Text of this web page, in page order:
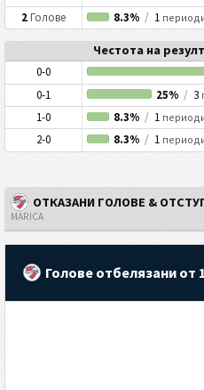
2Голове 8.3% /1
Честота на
0-0
0-1 25% / 3
1-0 8.3% /1
2-0 8.3% /1
ОТКАЗАНИ ГОЛОВЕ &
MARICA
Голове отбелязани от